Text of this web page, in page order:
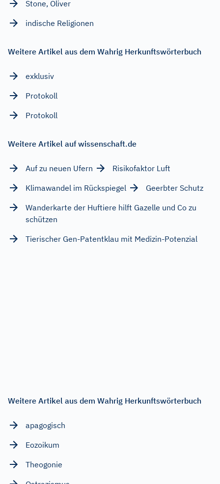
Stone, Oliver
indische Religionen
Weitere Artikel aus dem Wahrig Herkunftswörterbuch
exklusiv
Protokoll
Protokoll
Weitere Artikel auf wissenschaft.de
Auf zu neuen Ufern
Risikofaktor Luft
Klimawandel im Rückspiegel
Geerbter Schutz
Wanderkarte der Huftiere hilft Gazelle und Co zu
schützen
Tierischer Gen-Patentklau mit Medizin-Potenzial
Weitere Artikel aus dem Wahrig Herkunftswörterbuch
apagogisch
Eozoikum
Theogonie